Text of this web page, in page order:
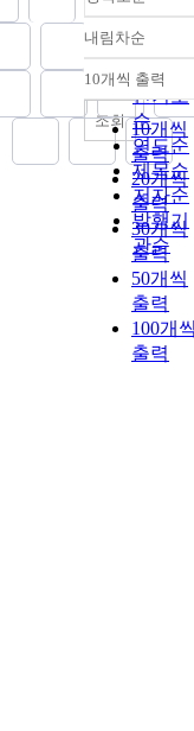
정확도
순
인기도
순
연도순
제목순
저자순
발행기
관순
내림차순
내림차
10개씩 출력
10개씩
출력
20개씩
출력
30개씩
출력
50개씩
출력
100개
출력
조회